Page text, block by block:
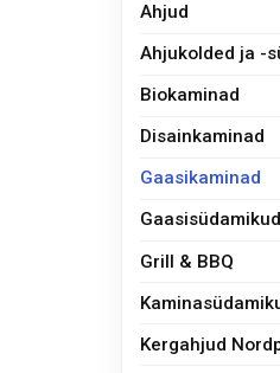
Ahjud
Ahjukolded ja -
Biokaminad
Disainkaminad
Gaasikaminad
Gaasisüdamikud
Grill & BBQ
Kergahjud